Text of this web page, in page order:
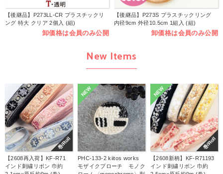
【後継品】P273LL-CR プラスチックリ
ング 特大 クリア 2個入 (組)
卸価格は会員のみ公開
【後継品】P273S プラスチックリング
内径9cm 外径10.5cm 1組入 (組)
卸価格は会員のみ公開
New Items
巻/Roll
【2608再入荷】KF-R71
インド刺繍リボン 巾約
NEW
PHC-133-2 kiitos works
モザイクブローチ モノク
巻/Roll
NEW
【2608新柄】KF-R71193
インド刺繍リボン 巾約